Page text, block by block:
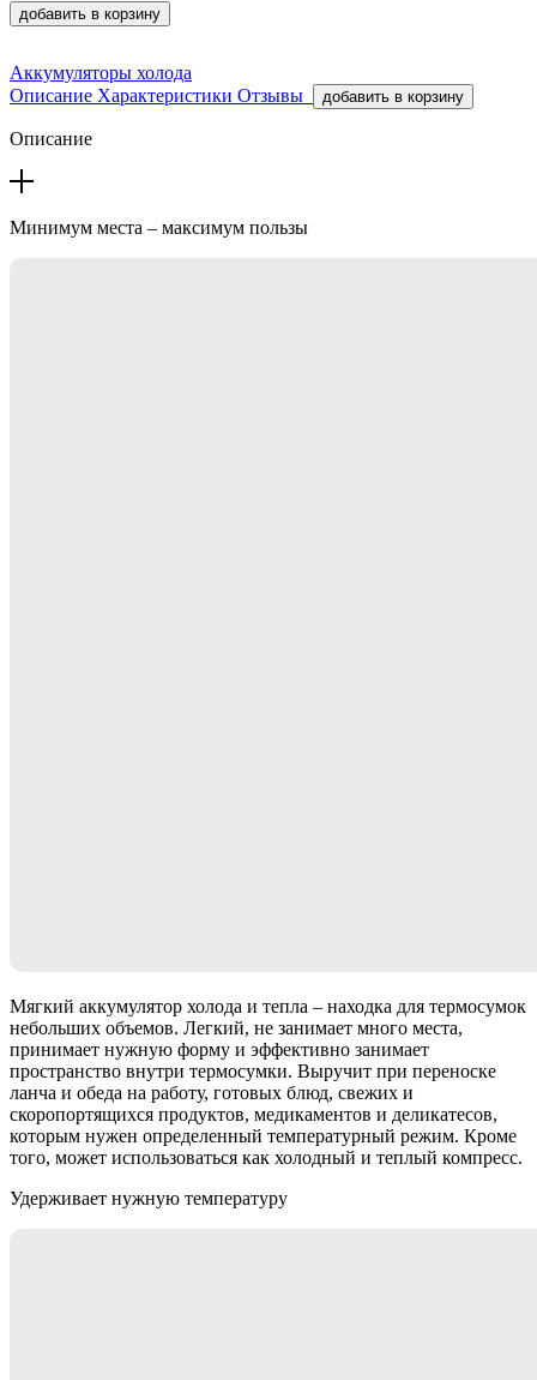
добавить в корзину
Аккумуляторы холода
Описание Характеристики Отзывы добавить в корзину
Описание
Минимум места – максимум пользы
Мягкий аккумулятор холода и тепла – находка для термосумок
небольших объемов. Легкий, не занимает много места,
принимает нужную форму и эффективно занимает
пространство внутри термосумки. Выручит при переноске
ланча и обеда на работу, готовых блюд, свежих и
скоропортящихся продуктов, медикаментов и деликатесов,
которым нужен определенный температурный режим. Кроме
того, может использоваться как холодный и теплый компресс.
Удерживает нужную температуру